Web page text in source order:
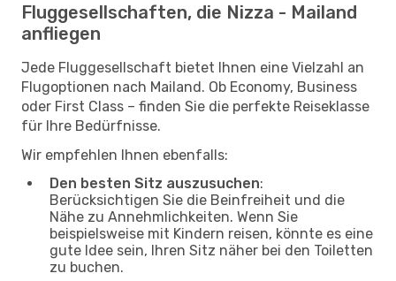
Fluggesellschaften, die Nizza - Mailand
anfliegen
Jede Fluggesellschaft bietet Ihnen eine Vielzahl an
Flugoptionen nach Mailand. Ob Economy, Business
oder First Class – finden Sie die perfekte Reiseklasse
für Ihre Bedürfnisse.
Wir empfehlen Ihnen ebenfalls:
Den besten Sitz auszusuchen:
Berücksichtigen Sie die Beinfreiheit und die
Nähe zu Annehmlichkeiten. Wenn Sie
beispielsweise mit Kindern reisen, könnte es eine
gute Idee sein, Ihren Sitz näher bei den Toiletten
zu buchen.